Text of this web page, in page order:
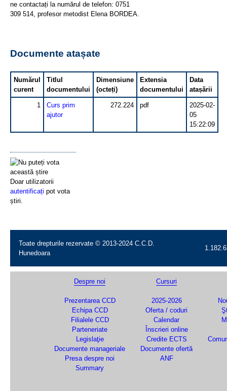
ne contactați la numărul de telefon: 0751
309 514, profesor metodist Elena BORDEA.
Documente atașate
Numărul
curent
Titlul
documentului
Dimensiune
(octeți)
Extensia
documentului
Data
atașării
1
Curs prim
ajutor
272.224 pdf
2025-02-
05
15:22:09
Doar utilizatorii
autentificați pot vota
știri.
Toate drepturile rezervate © 2013-2024 C.C.D.
Hunedoara
Despre noi
Prezentarea CCD
Echipa CCD
Filialele CCD
Parteneriate
Legislaţie
Documente manageriale
Presa despre noi
Summary
Cursuri
2025-2026
Oferta / coduri
Calendar
Înscrieri online
Credite ECTS
Documente ofertă
ANF